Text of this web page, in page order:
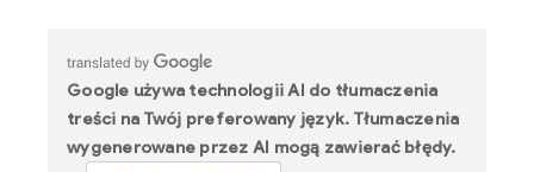
Google używa technologii AI do tłumaczenia
treści na Twój preferowany język. Tłumaczenia
wygenerowane przez AI mogą zawierać błędy.